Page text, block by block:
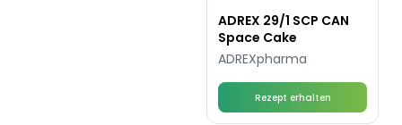
ADREX 29/1 SCP CAN
Space Cake
ADREXpharma
Rezept erhalten